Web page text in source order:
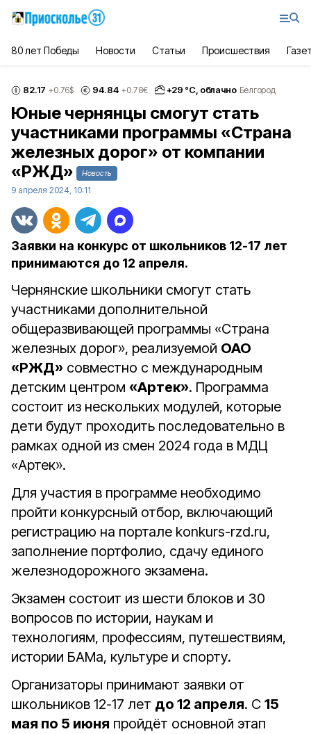
80 лет Победы Новости Статьи Происшествия
82.17 +0.76$ 94.84 +0.78€ +29 °С, облачно Белгород
Юные чернянцы смогут стать
участниками программы «Страна
железных дорог» от компании
«РЖД»
Новость
9 апреля 2024, 10:11
Заявки на конкурс от школьников 12-17 лет
принимаются до 12 апреля.
Чернянские школьники смогут стать
участниками дополнительной
общеразвивающей программы «Страна
железных дорог», реализуемой ОАО
«РЖД» совместно с международным
детским центром «Артек». Программа
состоит из нескольких модулей, которые
дети будут проходить последовательно в
рамках одной из смен 2024 года в МДЦ
«Артек».
Для участия в программе необходимо
пройти конкурсный отбор, включающий
регистрацию на портале konkurs-rzd.ru,
заполнение портфолио, сдачу единого
железнодорожного экзамена.
Экзамен состоит из шести блоков и 30
вопросов по истории, наукам и
технологиям, профессиям, путешествиям,
истории БАМа, культуре и спорту.
Организаторы принимают заявки от
школьников 12-17 лет до 12 апреля. С 15
мая по 5 июня пройдёт основной этап